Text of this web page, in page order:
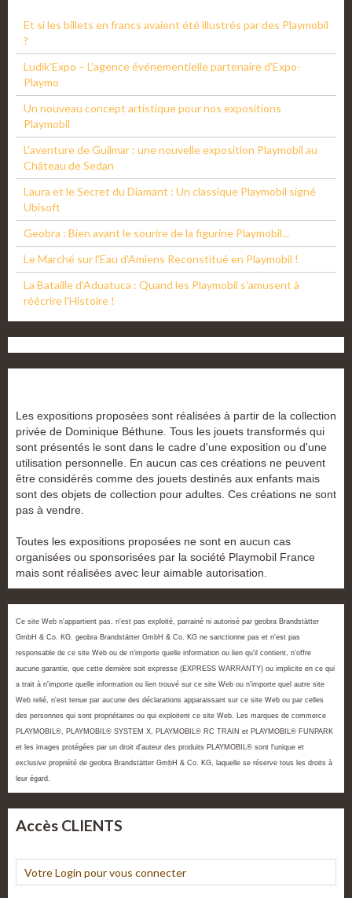
Et si les billets en francs avaient été illustrés par des Playmobil
?
Ludik'Expo – L'agence événementielle partenaire d'Expo-
Playmo
Un nouveau concept artistique pour nos expositions
Playmobil
L'aventure de Guilmar : une nouvelle exposition Playmobil au
Château de Sedan
Laura et le Secret du Diamant : Un classique Playmobil signé
Ubisoft
Geobra : Bien avant le sourire de la figurine Playmobil...
Le Marché sur l'Eau d'Amiens Reconstitué en Playmobil !
La Bataille d'Aduatuca : Quand les Playmobil s'amusent à
réécrire l'Histoire !
Les expositions proposées sont réalisées à partir de la collection
privée de Dominique Béthune. Tous les jouets transformés qui
sont présentés le sont dans le cadre d'une exposition ou d'une
utilisation personnelle. En aucun cas ces créations ne peuvent
être considérés comme des jouets destinés aux enfants mais
sont des objets de collection pour adultes. Ces créations ne sont
pas à vendre.
Toutes les expositions proposées ne sont en aucun cas
organisées ou sponsorisées par la société Playmobil France
mais sont réalisées avec leur aimable autorisation.
Ce site Web n'appartient pas, n'est pas exploité, parrainé ni autorisé par geobra Brandstätter
GmbH & Co. KG. geobra Brandstätter GmbH & Co. KG ne sanctionne pas et n'est pas
responsable de ce site Web ou de n'importe quelle information ou lien qu'il contient, n'offre
aucune garantie, que cette dernière soit expresse (EXPRESS WARRANTY) ou implicite en ce qui
a trait à n'importe quelle information ou lien trouvé sur ce site Web ou n'importe quel autre site
Web relié, n'est tenue par aucune des déclarations apparaissant sur ce site Web ou par celles
des personnes qui sont propriétaires ou qui exploitent ce site Web. Les marques de commerce
PLAYMOBIL®, PLAYMOBIL® SYSTEM X, PLAYMOBIL® RC TRAIN et PLAYMOBIL® FUNPARK
et les images protégées par un droit d'auteur des produits PLAYMOBIL® sont l'unique et
exclusive propriété de geobra Brandstätter GmbH & Co. KG, laquelle se réserve tous les droits à
leur égard.
Accès CLIENTS